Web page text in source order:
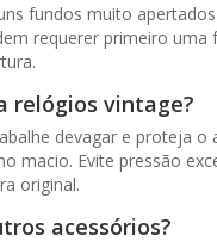
fundos muito
requerer primeiro uma
relógios vintage?
devagar e proteja o
macio. Evite pressão
original.
acessórios?